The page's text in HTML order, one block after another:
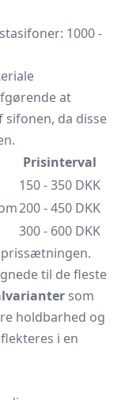
1000 -
at
sifonen, da disse
Prisinterval
150 - 350 DKK
200 - 450 DKK
300 - 600 DKK
til de fleste
som
holdbarhed og
i en